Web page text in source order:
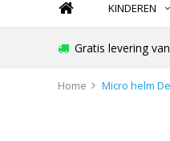
KINDEREN
Gratis levering
Home Micro helm